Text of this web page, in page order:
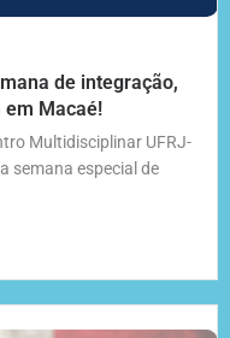
de integração,
em Macaé!
Multidisciplinar UFRJ-
semana especial de